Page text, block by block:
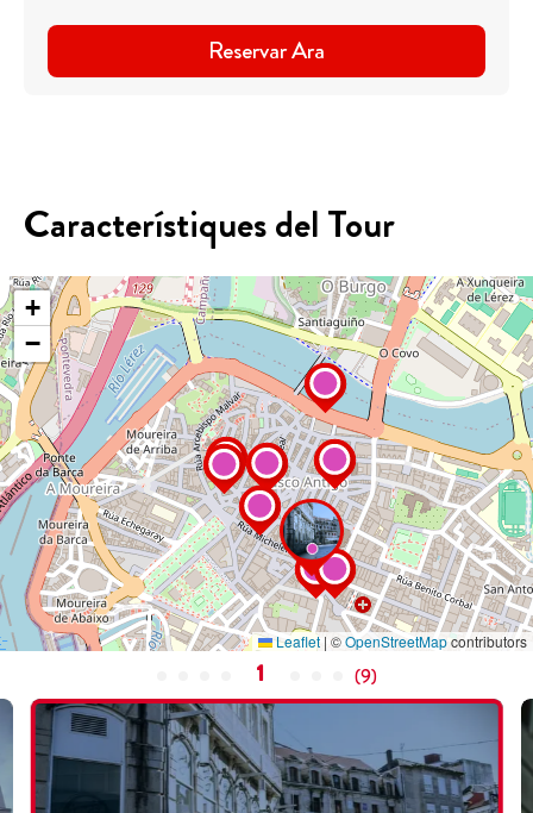
Reservar Ara
Característiques del Tour
+
−
Leaflet | ©OpenStreetMapcontributors
1 (9)